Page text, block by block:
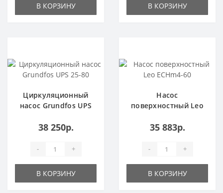
В КОРЗИНУ В КОРЗИНУ
Циркуляционный
насос Grundfos UPS
38 250р.
- +
В КОРЗИНУ
Насос
поверхностный Leo
35 883р.
- +
В КОРЗИНУ